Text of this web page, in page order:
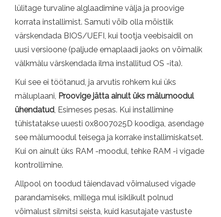
lülitage turvaline alglaadimine välja ja proovige
korrata installimist. Samuti võib olla mõistlik
värskendada BIOS/UEFI, kui tootja veebisaidil on
uusi versioone (paljude emaplaadi jaoks on võimalik
välkmälu värskendada ilma installitud OS -ita).
Kui see ei töötanud, ja arvutis rohkem kui üks
mäluplaani, Proovige jätta ainult üks mälumoodul
ühendatud, Esimeses pesas. Kui installimine
tühistatakse uuesti 0x8007025D koodiga, asendage
see mälumoodul teisega ja korrake installimiskatset.
Kui on ainult üks RAM -moodul, tehke RAM -i vigade
kontrollimine.
Allpool on toodud täiendavad võimalused vigade
parandamiseks, millega mul isiklikult polnud
võimalust silmitsi seista, kuid kasutajate vastuste